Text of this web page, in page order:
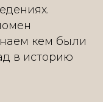
кем были
в историю